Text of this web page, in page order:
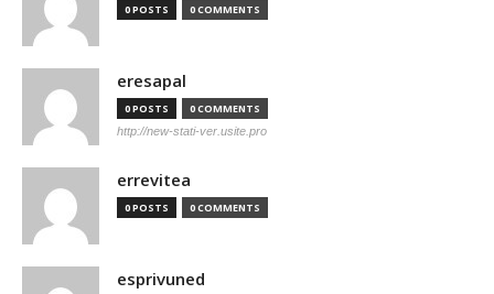
0 POSTS 0 COMMENTS
eresapal
0 POSTS 0 COMMENTS
http://new-stati-ver.usite.pro
errevitea
0 POSTS 0 COMMENTS
esprivuned